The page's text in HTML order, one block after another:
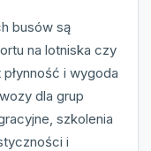
busów są
na lotniska czy
i wygoda
dla grup
szkolenia
i